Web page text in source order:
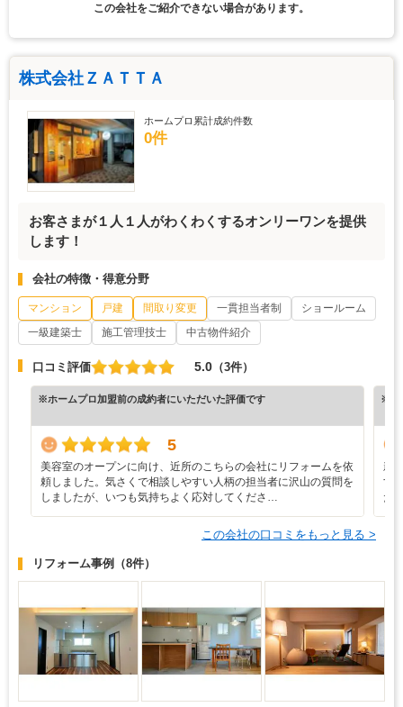
この会社をご紹介できない場合があります。
株式会社ＺＡＴＴＡ
ホームプロ累計成約件数
0件
お客さまが１人１人がわくわくするオンリーワンを提供
します！
会社の特徴・得意分野
マンション 戸建 間取り変更 一貫担当者制
ショールーム
一級建築士
施工管理技士 中古物件紹介
口コミ評価 5.0 （3件）
※ホームプロ加盟前の成約者にいただいた評価です
5
美容室のオープンに向け、近所のこちらの会社にリフォームを依
頼しました。気さくで相談しやすい人柄の担当者に沢山の質問を
しましたが、いつも気持ちよく応対してくださ…
※ホ
新
す
た
この会社の口コミをもっと見る >
リフォーム事例 （8件）